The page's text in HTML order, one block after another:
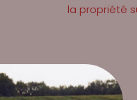
la propriété